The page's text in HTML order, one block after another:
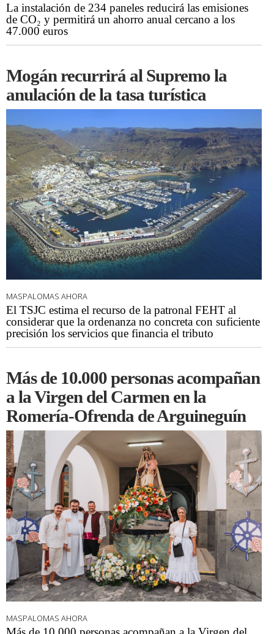
La instalación de 234 paneles reducirá las emisiones
de CO₂ y permitirá un ahorro anual cercano a los
47.000 euros
Mogán recurrirá al Supremo la
anulación de la tasa turística
MASPALOMAS AHORA
El TSJC estima el recurso de la patronal FEHT al
considerar que la ordenanza no concreta con suficiente
precisión los servicios que financia el tributo
Más de 10.000 personas acompañan
a la Virgen del Carmen en la
Romería-Ofrenda de Arguineguín
MASPALOMAS AHORA